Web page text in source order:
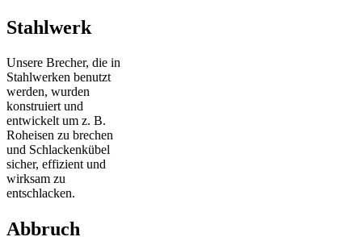
Stahlwerk
Unsere Brecher, die in
Stahlwerken benutzt
werden, wurden
konstruiert und
entwickelt um z. B.
Roheisen zu brechen
und Schlackenkübel
sicher, effizient und
wirksam zu
entschlacken.
Abbruch